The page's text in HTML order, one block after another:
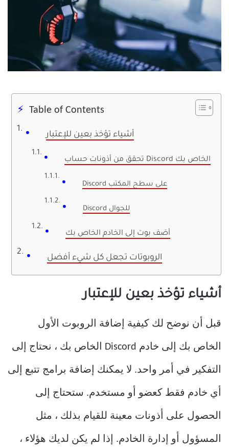
Table of Contents
أشياء تؤخذ بعين للإعتبار
تحقق من أذونات حساب Discord الخاص بك
Discord على سطح المكتب
Discord للجوال
أضف بوت إلى الخادم الخاص بك
الروبوتات تجعل كل شيء أفضل
أشياء تؤخذ بعين للإعتبار
قبل أن نوضح لك كيفية إضافة الروبوت الأول
الخاص بك إلى خادم Discord الخاص بك ، نحتاج إلى
التفكير في أمر واحد. لا يمكنك إضافة برامج تتبع إلى
أي خادم فقط كعضو أو مستخدم. ستحتاج إلى
الحصول على أذونات معينة للقيام بذلك ، مثل
المسؤول أو إدارة الخادم. إذا لم يكن لديك هؤلاء ،